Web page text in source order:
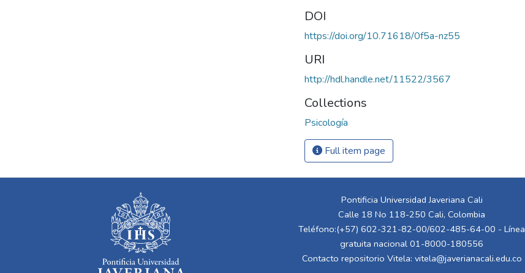
DOI
https://doi.org/10.71618/0f5a-nz55
URI
http://hdl.handle.net/11522/3567
Collections
Psicología
Full item page
Pontificia Universidad Javeriana Cali
Calle 18 No 118-250 Cali, Colombia
Teléfono:(+57) 602-321-82-00/602-485-64-00 - Línea
gratuita nacional 01-8000-180556
Contacto repositorio Vitela: vitela@javerianacali.edu.co